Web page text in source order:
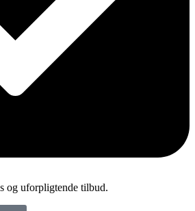
og uforpligtende tilbud.